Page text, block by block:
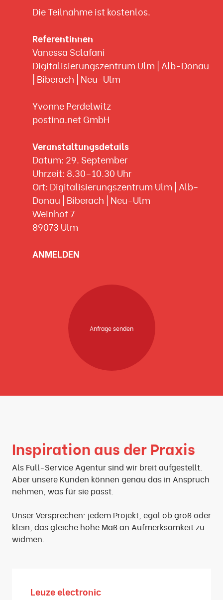
Die Teilnahme ist kostenlos.
Referentinnen
Vanessa Sclafani
Digitalisierungszentrum Ulm | Alb-Donau
| Biberach | Neu-Ulm
Yvonne Perdelwitz
postina.net GmbH
Veranstaltungsdetails
Datum: 29. September
Uhrzeit: 8.30–10.30 Uhr
Ort: Digitalisierungszentrum Ulm | Alb-
Donau | Biberach | Neu-Ulm
Weinhof 7
89073 Ulm
ANMELDEN
Anfrage senden
Inspiration aus der Praxis
Als Full-Service Agentur sind wir breit aufgestellt.
Aber unsere Kunden können genau das in Anspruch
nehmen, was für sie passt.
Unser Versprechen: jedem Projekt, egal ob groß oder
klein, das gleiche hohe Maß an Aufmerksamkeit zu
widmen.
Leuze electronic